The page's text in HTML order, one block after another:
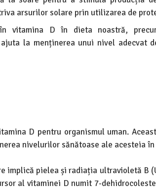
arsurilor solare prin utilizarea de
vitamina D în dieta noastră,
la menținerea unui nivel adecvat
D pentru organismul uman.
nivelurilor sănătoase ale acesteia în
implică pielea și radiația ultravioletă B
al vitaminei D numit 7-